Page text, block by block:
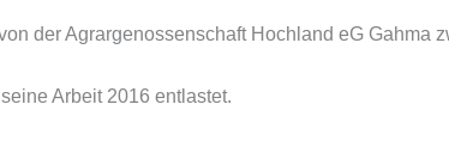
der Agrargenossenschaft Hochland eG Gahma
Arbeit 2016 entlastet.